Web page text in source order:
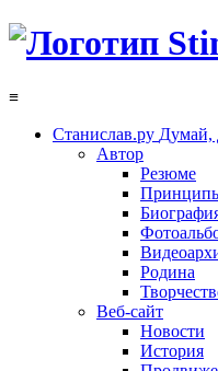
≡
Станислав.ру Думай,
Автор
Резюме
Родина
Веб-сайт
Новости
История